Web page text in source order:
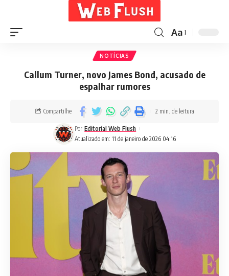
Aa
NOTÍCIAS
Callum Turner, novo James Bond, acusado de
espalhar rumores
Atualizado em: 11 de janeiro de 2026 04:16
Por Editorial Web Flush
Compartilhe 2 min. de leitura